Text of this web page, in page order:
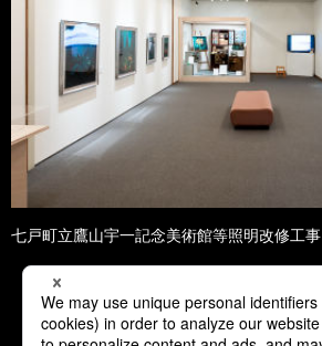
七戸町立鷹山宇一記念美術館等照明改修工事
1 2 3 4